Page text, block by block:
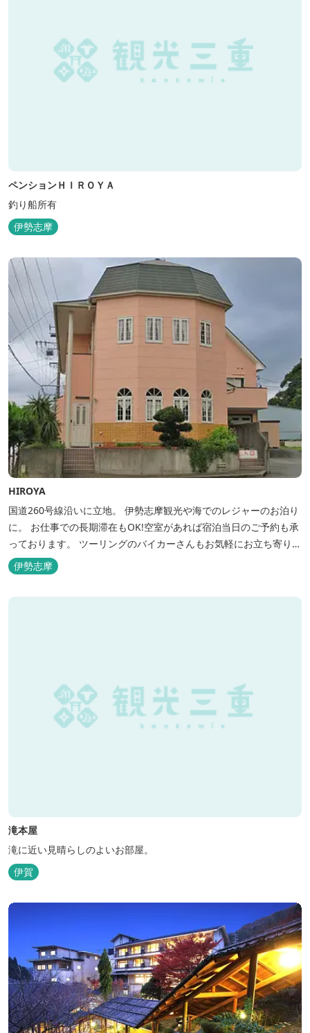
ペンションＨＩＲＯＹＡ
釣り船所有
伊勢志摩
HIROYA
国道260号線沿いに立地。 伊勢志摩観光や海でのレジャーのお泊り
に。 お仕事での長期滞在もOK!空室があれば宿泊当日のご予約も承
っております。 ツーリングのバイカーさんもお気軽にお立ち寄りく
ださい。
伊勢志摩
滝本屋
滝に近い見晴らしのよいお部屋。
伊賀